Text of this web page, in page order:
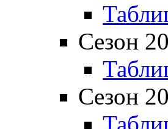
Сезон
Сезон